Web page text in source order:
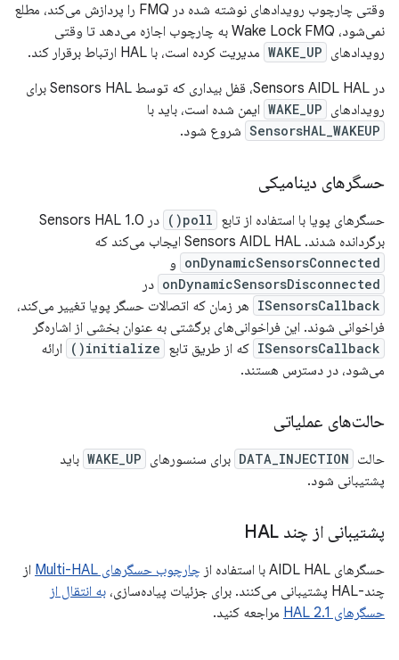
وقتی چارچوب رویدادهای نوشته شده در FMQ را پردازش می‌کند، مطلع
نمی‌شود، Wake Lock FMQ به چارچوب اجازه می‌دهد تا وقتی
رویدادهای WAKE_UP مدیریت کرده است، با HAL ارتباط برقرار کند.
در Sensors AIDL HAL، قفل بیداری که توسط Sensors HAL برای
رویدادهای WAKE_UP ایمن شده است، باید با
SensorsHAL_WAKEUP شروع شود.
حسگرهای دینامیکی
حسگرهای پویا با استفاده از تابع poll()
در Sensors HAL 1.0
برگردانده شدند. Sensors AIDL HAL ایجاب می‌کند که
onDynamicSensorsConnected و
onDynamicSensorsDisconnected در
ISensorsCallback هر زمان که اتصالات حسگر پویا تغییر می‌کند،
فراخوانی شوند. این فراخوانی‌های برگشتی به عنوان بخشی از اشاره‌گر
ISensorsCallback که از طریق تابع initialize()
ارائه
می‌شود، در دسترس هستند.
حالت‌های عملیاتی
حالت DATA_INJECTION برای سنسورهای WAKE_UP باید
پشتیبانی شود.
پشتیبانی از چند HAL
حسگرهای AIDL HAL با استفاده از چارچوب حسگرهای Multi-HAL
از
چند-HAL پشتیبانی می‌کنند. برای جزئیات پیاده‌سازی،
به انتقال از
حسگرهای HAL 2.1
مراجعه کنید.